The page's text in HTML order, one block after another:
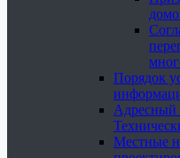
Порядок
Адресный
Местные